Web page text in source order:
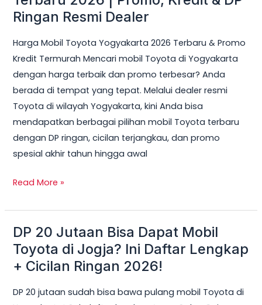
Ringan Resmi Dealer
Harga Mobil Toyota Yogyakarta 2026 Terbaru & Promo
Kredit Termurah Mencari mobil Toyota di Yogyakarta
dengan harga terbaik dan promo terbesar? Anda
berada di tempat yang tepat. Melalui dealer resmi
Toyota di wilayah Yogyakarta, kini Anda bisa
mendapatkan berbagai pilihan mobil Toyota terbaru
dengan DP ringan, cicilan terjangkau, dan promo
spesial akhir tahun hingga awal
Toyota
Terbaru
2026
|
Promo,
Kredit
&
DP
Ringan
Dealer
Read More »
DP 20 Jutaan Bisa Dapat Mobil
Toyota di Jogja? Ini Daftar Lengkap
+ Cicilan Ringan 2026!
DP 20 jutaan sudah bisa bawa pulang mobil Toyota di
DP
20
Jutaan
Dapat